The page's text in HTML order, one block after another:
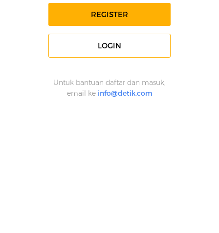
REGISTER
LOGIN
Untuk bantuan daftar dan masuk,
email ke info@detik.com